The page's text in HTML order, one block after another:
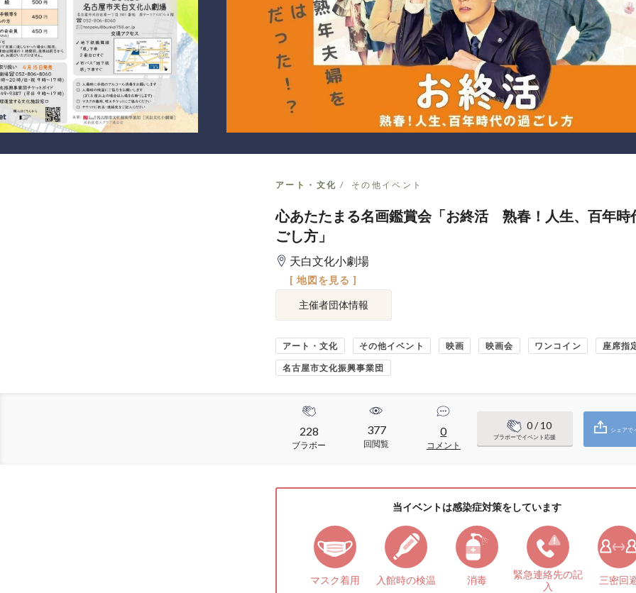
アート・文化 その他イベント
心あたたまる名画鑑賞会「お終活 熟春！人生、百年時
ごし方」
天白文化小劇場
[ 地図を見る ]
主催者団体情報
アート・文化 その他イベント 映画 映画会 ワンコイン 座席指
名古屋市文化振興事業団
228
ブラボー
377
回閲覧
0
コメント
0/ 10
ブラボーでイベント応援
シェアで
当イベントは感染症対策をしています
マスク着用 入館時の検温 消毒 緊急連絡先の記
入
三密回